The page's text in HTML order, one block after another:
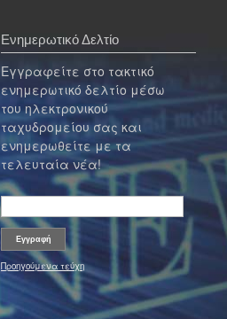
Ενημερωτικό Δελτίο
Εγγραφείτε στο τακτικό
ενημερωτικό δελτίο μέσω
του ηλεκτρονικού
ταχυδρομείου σας και
ενημερωθείτε με τα
τελευταία νέα!
Προηγούμενα τεύχη